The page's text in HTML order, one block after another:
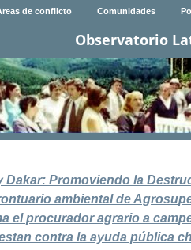
de conflicto Comunidades
Observatorio
Dakar: Promoviendo la
ambiental de
el procurador agrario a
contra la ayuda pública